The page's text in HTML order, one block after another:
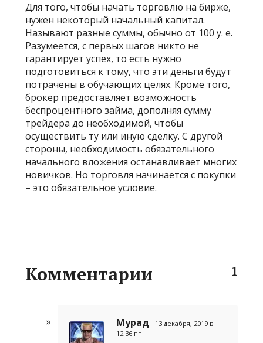
Для того, чтобы начать торговлю на бирже,
нужен некоторый начальный капитал.
Называют разные суммы, обычно от 100 у. е.
Разумеется, с первых шагов никто не
гарантирует успех, то есть нужно
подготовиться к тому, что эти деньги будут
потрачены в обучающих целях. Кроме того,
брокер предоставляет возможность
беспроцентного займа, дополняя сумму
трейдера до необходимой, чтобы
осуществить ту или иную сделку. С другой
стороны, необходимость обязательного
начального вложения останавливает многих
новичков. Но торговля начинается с покупки
– это обязательное условие.
Комментарии 1
Мурад
13 декабря, 2019 в
12:36 пп